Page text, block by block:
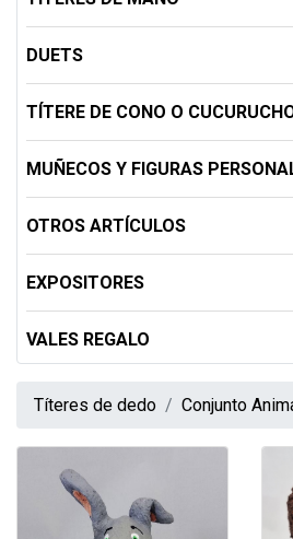
DUETS
TÍTERE DE CONO O
MUÑECOS Y FIGURAS
OTROS ARTÍCULOS
EXPOSITORES
VALES REGALO
Títeres de dedo Conjunto